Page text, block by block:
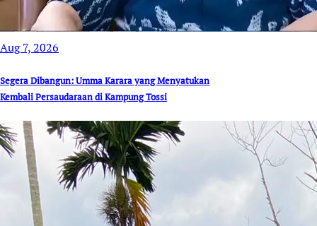
Aug 7, 2026
Segera Dibangun: Umma Karara yang Menyatukan
Kembali Persaudaraan di Kampung Tossi